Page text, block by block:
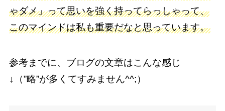
ゃダメ」って思いを強く持ってらっしゃって、
このマインドは私も重要だなと思っています。
参考までに、ブログの文章はこんな感じ
↓（”略”が多くてすみません^^;）